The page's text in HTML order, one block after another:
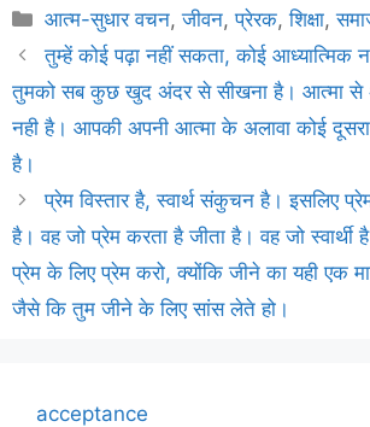
Categories
आत्म-सुधार वचन,जीवन,प्रेरक,शिक्षा,
तुम्हें कोई पढ़ा नहीं सकता, कोई आध्यात्मिक
तुमको सब कुछ खुद अंदर से सीखना है। आत्मा से
नही है। आपकी अपनी आत्मा के अलावा कोई
है।
प्रेम विस्तार है, स्वार्थ संकुचन है। इसलिए
है। वह जो प्रेम करता है जीता है। वह जो स्वार्थी
प्रेम के लिए प्रेम करो, क्योंकि जीने का यही एक
जैसे कि तुम जीने के लिए सांस लेते हो।
acceptance